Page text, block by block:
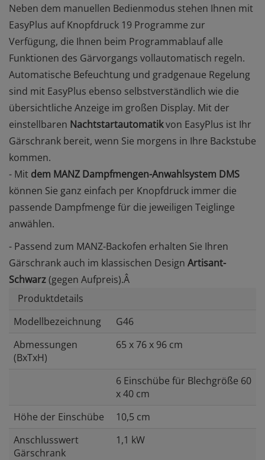
Neben dem manuellen Bedienmodus stehen Ihnen mit
EasyPlus auf Knopfdruck 19 Programme zur
Verfügung, die Ihnen beim Programmablauf alle
Funktionen des Gärvorgangs vollautomatisch regeln.
Automatische Befeuchtung und gradgenaue Regelung
sind mit EasyPlus ebenso selbstverständlich wie die
übersichtliche Anzeige im großen Display. Mit der
einstellbaren Nachtstartautomatikvon EasyPlus ist Ihr
Gärschrank bereit, wenn Sie morgens in Ihre Backstube
kommen.
- Mit dem MANZ Dampfmengen-Anwahlsystem DMS
können Sie ganz einfach per Knopfdruck immer die
passende Dampfmenge für die jeweiligen Teiglinge
anwählen.
- Passend zum MANZ-Backofen erhalten Sie Ihren
Gärschrank auch im klassischen Design Artisant-
Schwarz(gegen Aufpreis).Â
Produktdetails
Modellbezeichnung
G46
Abmessungen
(BxTxH)
65 x 76 x 96 cm
6 Einschübe für Blechgröße 60
x 40 cm
Höhe der Einschübe
10,5 cm
Anschlusswert
Gärschrank
1,1 kW